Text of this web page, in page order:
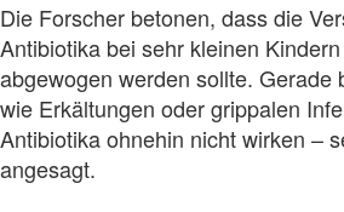
Die Forscher betonen, dass die
Antibiotika bei sehr kleinen
abgewogen werden sollte. Gerade
wie Erkältungen oder grippalen
Antibiotika ohnehin nicht wirken –
angesagt.